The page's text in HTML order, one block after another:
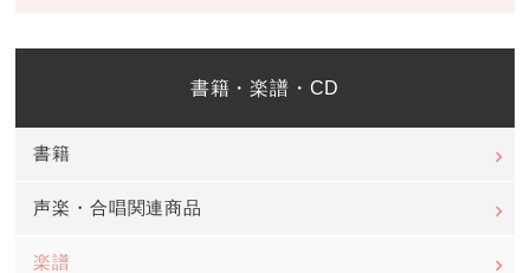
書籍・楽譜・CD
書籍
声楽・合唱関連商品
楽譜